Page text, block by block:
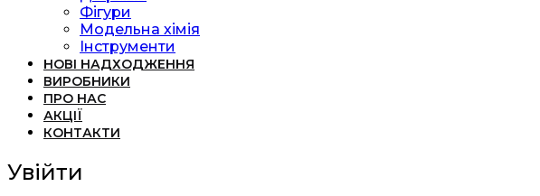
Фігури
Модельна хімія
Інструменти
НОВІ НАДХОДЖЕННЯ
ВИРОБНИКИ
ПРО НАС
АКЦІЇ
КОНТАКТИ
Увійти